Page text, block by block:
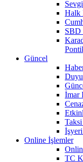
Halk
SBD
Güncel
İmar
Online İşlemler
TC